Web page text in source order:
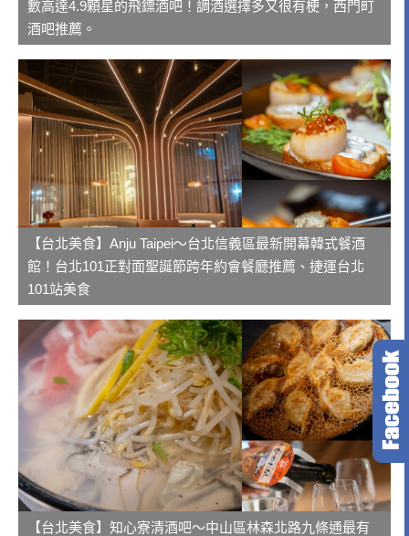
數高達4.9顆星的飛鏢酒吧！調酒選擇多又很有梗，西門町
酒吧推薦。
【台北美食】Anju Taipei～台北信義區最新開幕韓式餐酒
館！台北101正對面聖誕節跨年約會餐廳推薦、捷運台北
101站美食
【台北美食】知心寮清酒吧～中山區林森北路九條通最有